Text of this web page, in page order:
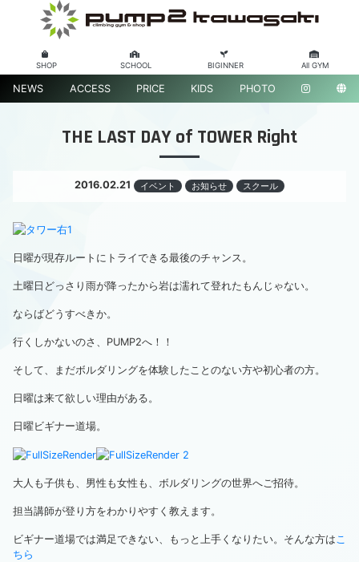
SHOP SCHOOL BIGINNER All GYM
NEWS ACCESS PRICE KIDS PHOTO
THE LAST DAY of TOWER Right
2016.02.21 イベント お知らせ スクール
日曜が現存ルートにトライできる最後のチャンス。
土曜日どっさり雨が降ったから岩は濡れて登れたもんじゃない。
ならばどうすべきか。
行くしかないのさ、PUMP2へ！！
そして、まだボルダリングを体験したことのない方や初心者の方。
日曜は来て欲しい理由がある。
日曜ビギナー道場。
大人も子供も、男性も女性も、ボルダリングの世界へご招待。
担当講師が登り方をわかりやすく教えます。
ビギナー道場では満足できない、もっと上手くなりたい。そんな方はこ
ちら